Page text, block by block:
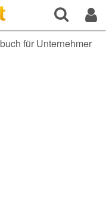
für Unternehmer